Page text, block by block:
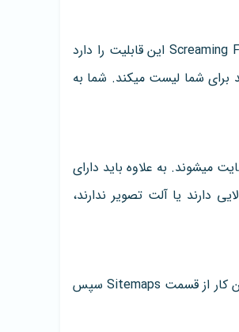
متن متا تاثیر زیادی در جذب کاربران دارد. بنابراین باید جذاب باشد. Screaming Fron این قابلیت را دارد
برای شما لیست میکند. شما به
میشوند. به علاوه باید دارای
دارند یا آلت تصویر ندارند،
با اسکریمینگ فراگ میتوانید برای سایت خود sitemap تهیه کنید. برای این کار از قسمت Sitemaps سپس